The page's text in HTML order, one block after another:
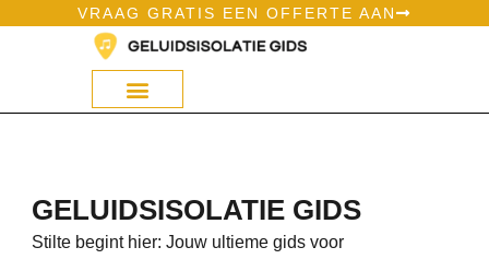
VRAAG GRATIS EEN OFFERTE AAN
GELUIDSISOLATIE GIDS
Stilte begint hier: Jouw ultieme gids voor